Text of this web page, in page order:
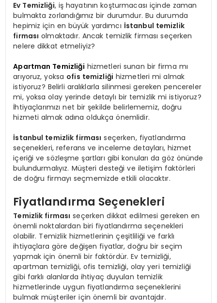
Ev Temizliği, iş hayatının koşturmacası içinde zaman
bulmakta zorlandığımız bir durumdur. Bu durumda
hepimiz için en büyük yardımcı İstanbul temizlik
firması olmaktadır. Ancak temizlik firması seçerken
nelere dikkat etmeliyiz?
Apartman Temizliği hizmetleri sunan bir firma mı
arıyoruz, yoksa ofis temizliği hizmetleri mi almak
istiyoruz? Belirli aralıklarla silinmesi gereken pencereler
mi, yoksa olay yerinde detaylı bir temizlik mi istiyoruz?
İhtiyaçlarımızı net bir şekilde belirlememiz, doğru
hizmeti almak adına oldukça önemlidir.
İstanbul temizlik firması seçerken, fiyatlandırma
seçenekleri, referans ve inceleme detayları, hizmet
içeriği ve sözleşme şartları gibi konuları da göz önünde
bulundurmalıyız. Müşteri desteği ve iletişim faktörleri
de doğru firmayı seçmemizde etkili olacaktır.
Fiyatlandırma Seçenekleri
Temizlik firması seçerken dikkat edilmesi gereken en
önemli noktalardan biri fiyatlandırma seçenekleri
olabilir. Temizlik hizmetlerinin çeşitliliği ve farklı
ihtiyaçlara göre değişen fiyatlar, doğru bir seçim
yapmak için önemli bir faktördür. Ev temizliği,
apartman temizliği, ofis temizliği, olay yeri temizliği
gibi farklı alanlarda ihtiyaç duyulan temizlik
hizmetlerinde uygun fiyatlandırma seçeneklerini
bulmak müşteriler için önemli bir avantajdır.